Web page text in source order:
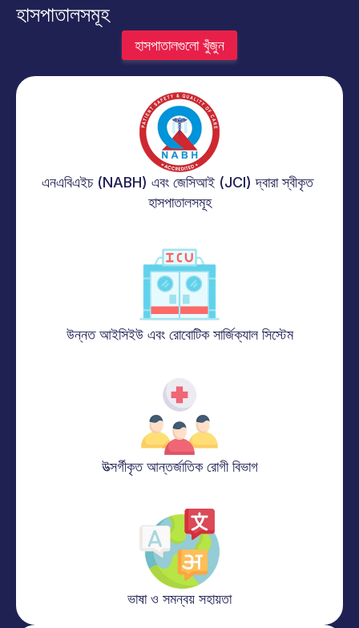
হাসপাতালসমূহ
হাসপাতালগুলো খুঁজুন
এনএবিএইচ (NABH) এবং জেসিআই (JCI) দ্বারা স্বীকৃত
হাসপাতালসমূহ
উন্নত আইসিইউ এবং রোবোটিক সার্জিক্যাল সিস্টেম
উত্সর্গীকৃত আন্তর্জাতিক রোগী বিভাগ
ভাষা ও সমন্বয় সহায়তা